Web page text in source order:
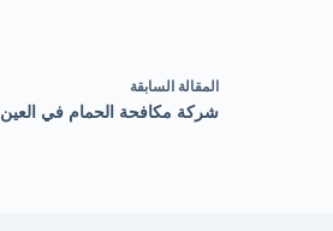
المقالة السابقة
شركة مكافحة الحمام في العين